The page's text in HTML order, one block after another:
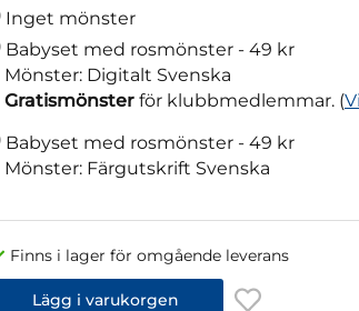
Inget mönster
Babyset med rosmönster - 49 kr
Mönster: Digitalt Svenska
Gratismönster för klubbmedlemmar. (
Babyset med rosmönster - 49 kr
Mönster: Färgutskrift Svenska
Finns i lager för omgående leverans
Lägg i varukorgen